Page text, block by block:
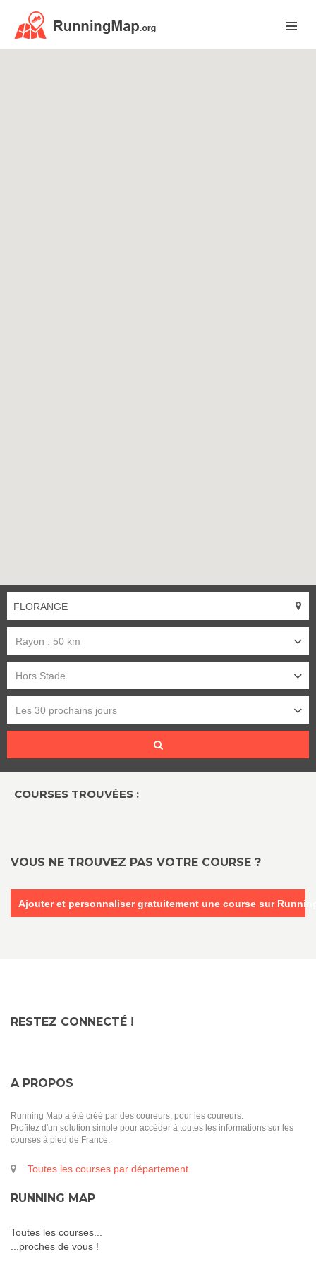
Rayon : 50 km
Hors Stade
Les 30 prochains jours
COURSES TROUVÉES :
VOUS NE TROUVEZ PAS VOTRE COURSE ?
Ajouter et personnaliser gratuitement une course sur
RESTEZ CONNECTÉ !
A PROPOS
Running Map a été créé par des coureurs, pour les coureurs.
Profitez d'un solution simple pour accéder à toutes les informations sur les
courses à pied de France.
Toutes les courses par département.
RUNNING MAP
Toutes les courses...
...proches de vous !